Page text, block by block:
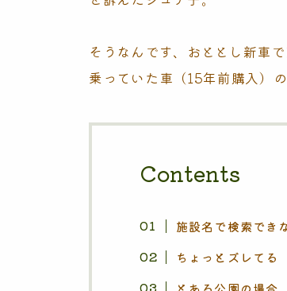
そうなんです、おととし新車
乗っていた車（15年前購入）
Contents
施設名で検索でき
ちょっとズレてる